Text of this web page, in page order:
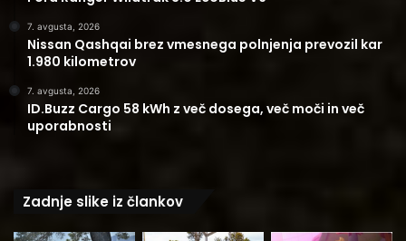
7. avgusta, 2026
Nissan Qashqai brez vmesnega polnjenja prevozil kar
1.980 kilometrov
7. avgusta, 2026
ID.Buzz Cargo 58 kWh z več dosega, več moči in več
uporabnosti
Zadnje slike iz člankov